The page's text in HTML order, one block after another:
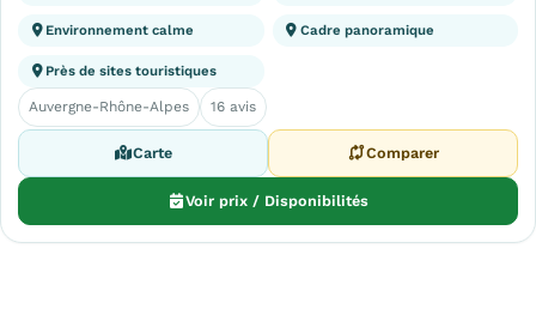
Environnement calme Cadre panoramique
Près de sites touristiques
Auvergne-Rhône-Alpes 16 avis
Carte Comparer
Voir prix / Disponibilités